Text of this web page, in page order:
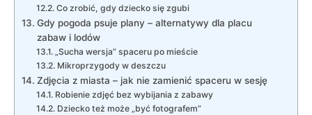
Co zrobić, gdy dziecko się zgubi
Gdy pogoda psuje plany – alternatywy dla placu
zabaw i lodów
„Sucha wersja” spaceru po mieście
Mikroprzygody w deszczu
Zdjęcia z miasta – jak nie zamienić spaceru w sesję
Robienie zdjęć bez wybijania z zabawy
Dziecko też może „być fotografem”